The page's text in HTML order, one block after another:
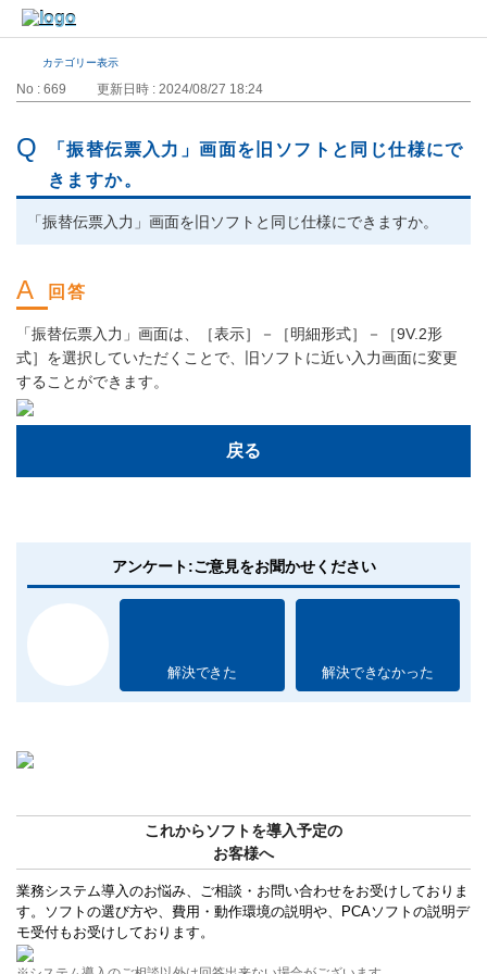
カテゴリー表示
No : 669 更新日時 : 2024/08/27 18:24
「振替伝票入力」画面を旧ソフトと同じ仕様にで
きますか。
「振替伝票入力」画面を旧ソフトと同じ仕様にできますか。
「振替伝票入力」画面は、［表示］－［明細形式］－［9V.2形
式］を選択していただくことで、旧ソフトに近い入力画面に変更
することができます。
戻る
アンケート:ご意見をお聞かせください
解決できた 解決できなかった
これからソフトを導入予定の
お客様へ
業務システム導入のお悩み、ご相談・お問い合わせをお受けしておりま
す。ソフトの選び方や、費用・動作環境の説明や、PCAソフトの説明デ
モ受付もお受けしております。